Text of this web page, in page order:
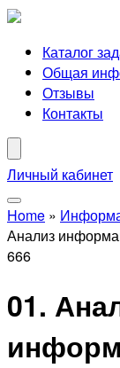
Каталог
Общая
Отзывы
Контакты
Личный кабинет
Home »
Анализ
666
01.